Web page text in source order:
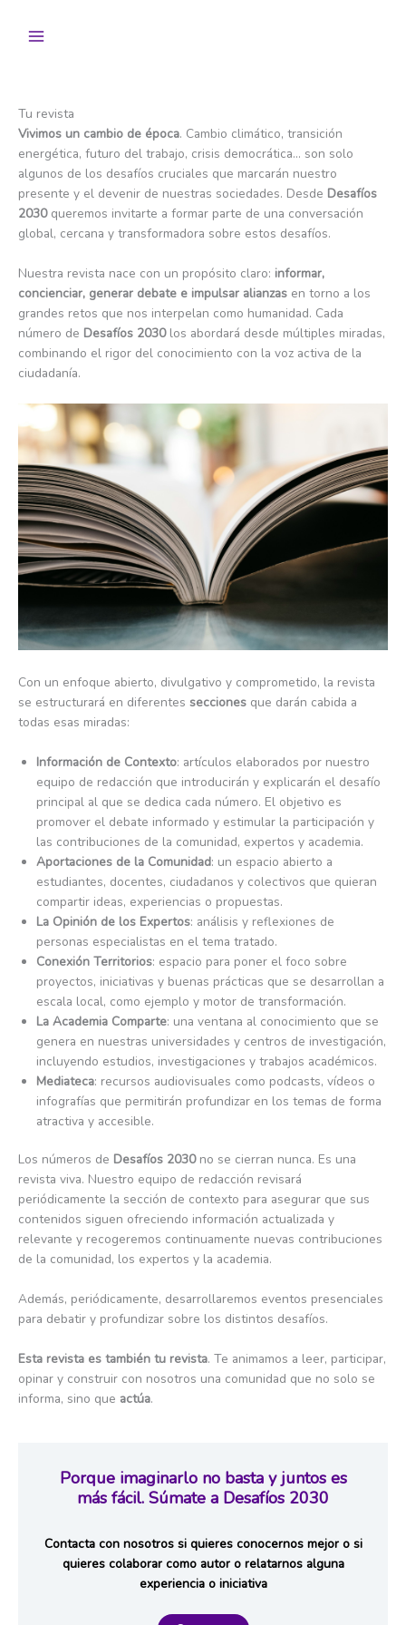
Tu revista
Vivimos un cambio de época. Cambio climático, transición
energética, futuro del trabajo, crisis democrática… son solo
algunos de los desafíos cruciales que marcarán nuestro
presente y el devenir de nuestras sociedades. Desde Desafíos
2030queremos invitarte a formar parte de una conversación
global, cercana y transformadora sobre estos desafíos.
Nuestra revista nace con un propósito claro: informar,
concienciar, generar debate e impulsar alianzas en torno a los
grandes retos que nos interpelan como humanidad. Cada
número de Desafíos 2030los abordará desde múltiples miradas,
combinando el rigor del conocimiento con la voz activa de la
ciudadanía.
Con un enfoque abierto, divulgativo y comprometido, la revista
se estructurará en diferentes secciones que darán cabida a
todas esas miradas:
Información de Contexto: artículos elaborados por nuestro
equipo de redacción que introducirán y explicarán el desafío
principal al que se dedica cada número. El objetivo es
promover el debate informado y estimular la participación y
las contribuciones de la comunidad, expertos y academia.
Aportaciones de la Comunidad: un espacio abierto a
estudiantes, docentes, ciudadanos y colectivos que quieran
compartir ideas, experiencias o propuestas.
La Opinión de los Expertos: análisis y reflexiones de
personas especialistas en el tema tratado.
Conexión Territorios: espacio para poner el foco sobre
proyectos, iniciativas y buenas prácticas que se desarrollan a
escala local, como ejemplo y motor de transformación.
La Academia Comparte: una ventana al conocimiento que se
genera en nuestras universidades y centros de investigación,
incluyendo estudios, investigaciones y trabajos académicos.
Mediateca: recursos audiovisuales como podcasts, vídeos o
infografías que permitirán profundizar en los temas de forma
atractiva y accesible.
Los números de Desafíos 2030no se cierran nunca. Es una
revista viva. Nuestro equipo de redacción revisará
periódicamente la sección de contexto para asegurar que sus
contenidos siguen ofreciendo información actualizada y
relevante y recogeremos continuamente nuevas contribuciones
de la comunidad, los expertos y la academia.
Además, periódicamente, desarrollaremos eventos presenciales
para debatir y profundizar sobre los distintos desafíos.
Esta revista es también tu revista. Te animamos a leer, participar,
opinar y construir con nosotros una comunidad que no solo se
informa, sino que actúa.
Porque imaginarlo no basta y juntos es
más fácil. Súmate a Desafíos 2030
Contacta con nosotros si quieres conocernos mejor o si
quieres colaborar como autor o relatarnos alguna
experiencia o iniciativa